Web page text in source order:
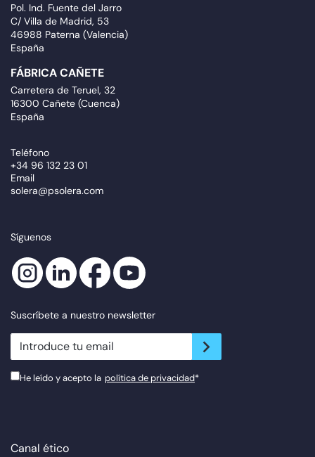
Pol. Ind. Fuente del Jarro
C/ Villa de Madrid, 53
46988 Paterna (Valencia)
España
FÁBRICA CAÑETE
Carretera de Teruel, 32
16300 Cañete (Cuenca)
España
Teléfono
+34 96 132 23 01
Email
solera@psolera.com
Síguenos
Suscríbete a nuestro newsletter
newsletter.suscribe
He leído y acepto la política de privacidad*
Canal ético